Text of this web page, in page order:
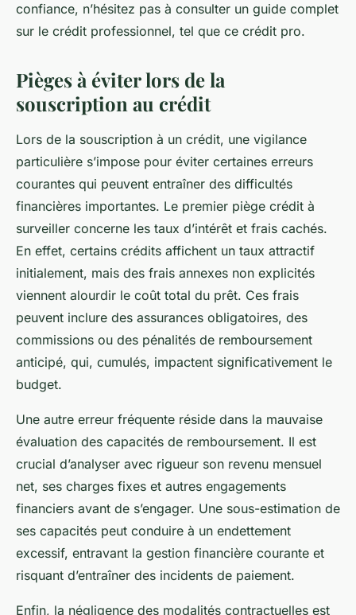
confiance, n’hésitez pas à consulter un guide complet
sur le crédit professionnel, tel que ce crédit pro.
Pièges à éviter lors de la
souscription au crédit
Lors de la souscription à un crédit, une vigilance
particulière s’impose pour éviter certaines erreurs
courantes qui peuvent entraîner des difficultés
financières importantes. Le premier piège crédit à
surveiller concerne les taux d’intérêt et frais cachés.
En effet, certains crédits affichent un taux attractif
initialement, mais des frais annexes non explicités
viennent alourdir le coût total du prêt. Ces frais
peuvent inclure des assurances obligatoires, des
commissions ou des pénalités de remboursement
anticipé, qui, cumulés, impactent significativement le
budget.
Une autre erreur fréquente réside dans la mauvaise
évaluation des capacités de remboursement. Il est
crucial d’analyser avec rigueur son revenu mensuel
net, ses charges fixes et autres engagements
financiers avant de s’engager. Une sous-estimation de
ses capacités peut conduire à un endettement
excessif, entravant la gestion financière courante et
risquant d’entraîner des incidents de paiement.
Enfin, la négligence des modalités contractuelles est